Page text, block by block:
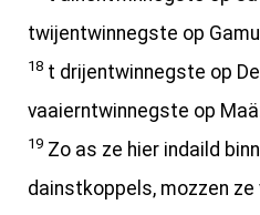
twijentwinnegste op
18 t drijentwinnegste op
vaaierntwinnegste op
19 Zo as ze hier indaild
dainstkoppels, mozzen ze